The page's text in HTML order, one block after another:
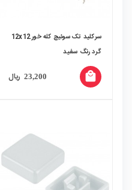
سرکلید تک سوئیچ کله خور 12x12
گرد رنگ سفید
23,200 ریال local_mall